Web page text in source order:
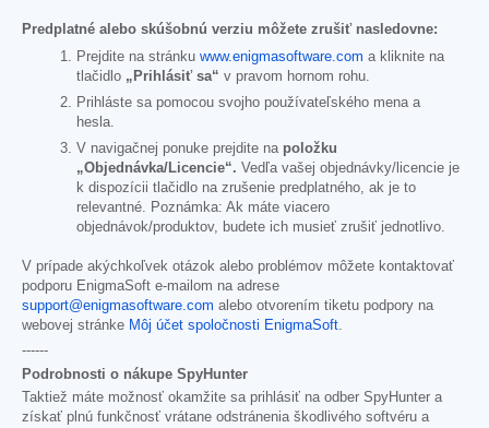
Predplatné alebo skúšobnú verziu môžete zrušiť nasledovne:
Prejdite na stránku www.enigmasoftware.com a kliknite na
tlačidlo „Prihlásiť sa“ v pravom hornom rohu.
Prihláste sa pomocou svojho používateľského mena a
hesla.
V navigačnej ponuke prejdite na položku
„Objednávka/Licencie“. Vedľa vašej objednávky/licencie je
k dispozícii tlačidlo na zrušenie predplatného, ak je to
relevantné. Poznámka: Ak máte viacero
objednávok/produktov, budete ich musieť zrušiť jednotlivo.
V prípade akýchkoľvek otázok alebo problémov môžete kontaktovať
podporu EnigmaSoft e-mailom na adrese
support@enigmasoftware.com alebo otvorením tiketu podpory na
webovej stránke Môj účet spoločnosti EnigmaSoft.
------
Podrobnosti o nákupe SpyHunter
Taktiež máte možnosť okamžite sa prihlásiť na odber SpyHunter a
získať plnú funkčnosť vrátane odstránenia škodlivého softvéru a